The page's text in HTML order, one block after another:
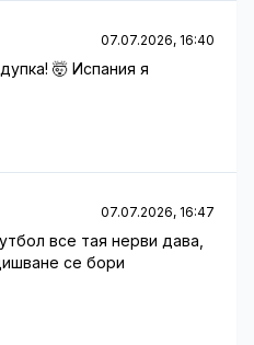
07.07.2026, 16:40
🤯 Испания я
07.07.2026, 16:47
все тая нерви дава,
се бори